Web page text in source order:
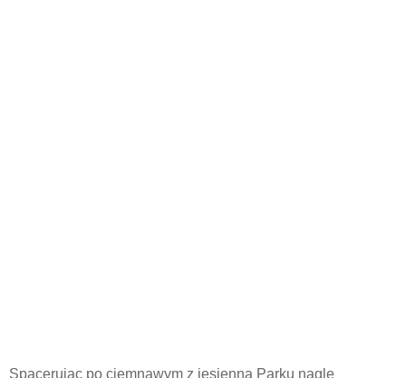
Spacerując po ciemnawym z jesienna Parku nagle